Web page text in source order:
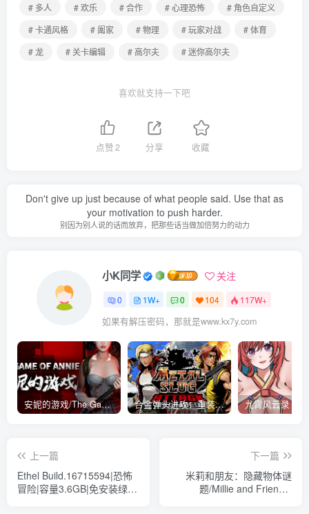
# 多人
# 欢乐 # 合作 # 心理恐怖
# 角色自定义
# 卡通风格
# 阖家 # 物理 # 玩家对战
# 体育
# 龙
# 关卡编辑 # 高尔夫 # 迷你高尔夫
喜欢就支持一下吧
点赞2 分享 收藏
Don't give up just because of what people said. Use that as
your motivation to push harder.
别因为别人说的话而放弃，把那些话当做加倍努力的动力
小K同学 关注
0 1W+ 0 104 117W+
如果有解压密码，那就是www.kx7y.com
安妮的游戏/The Game of Annie v0.99981|射击动作|容量14.6GB|免安装绿色中文版 合金弹头进攻：重装上阵/METAL SLUG ATTACK RELOADED Build.16214511|策略模拟|容量2.7GB|免安装绿色中文版
上一篇
Ethel Build.16715594|恐怖
冒险|容量3.6GB|免安装绿色
下一篇
米莉和朋友：隐藏物体谜
题/Millie and Friends: